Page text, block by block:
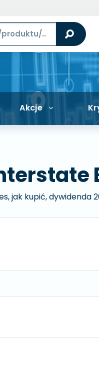
Akcje
jak kupić, dywidenda